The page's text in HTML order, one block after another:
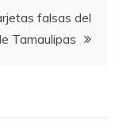
falsas del
Tamaulipas